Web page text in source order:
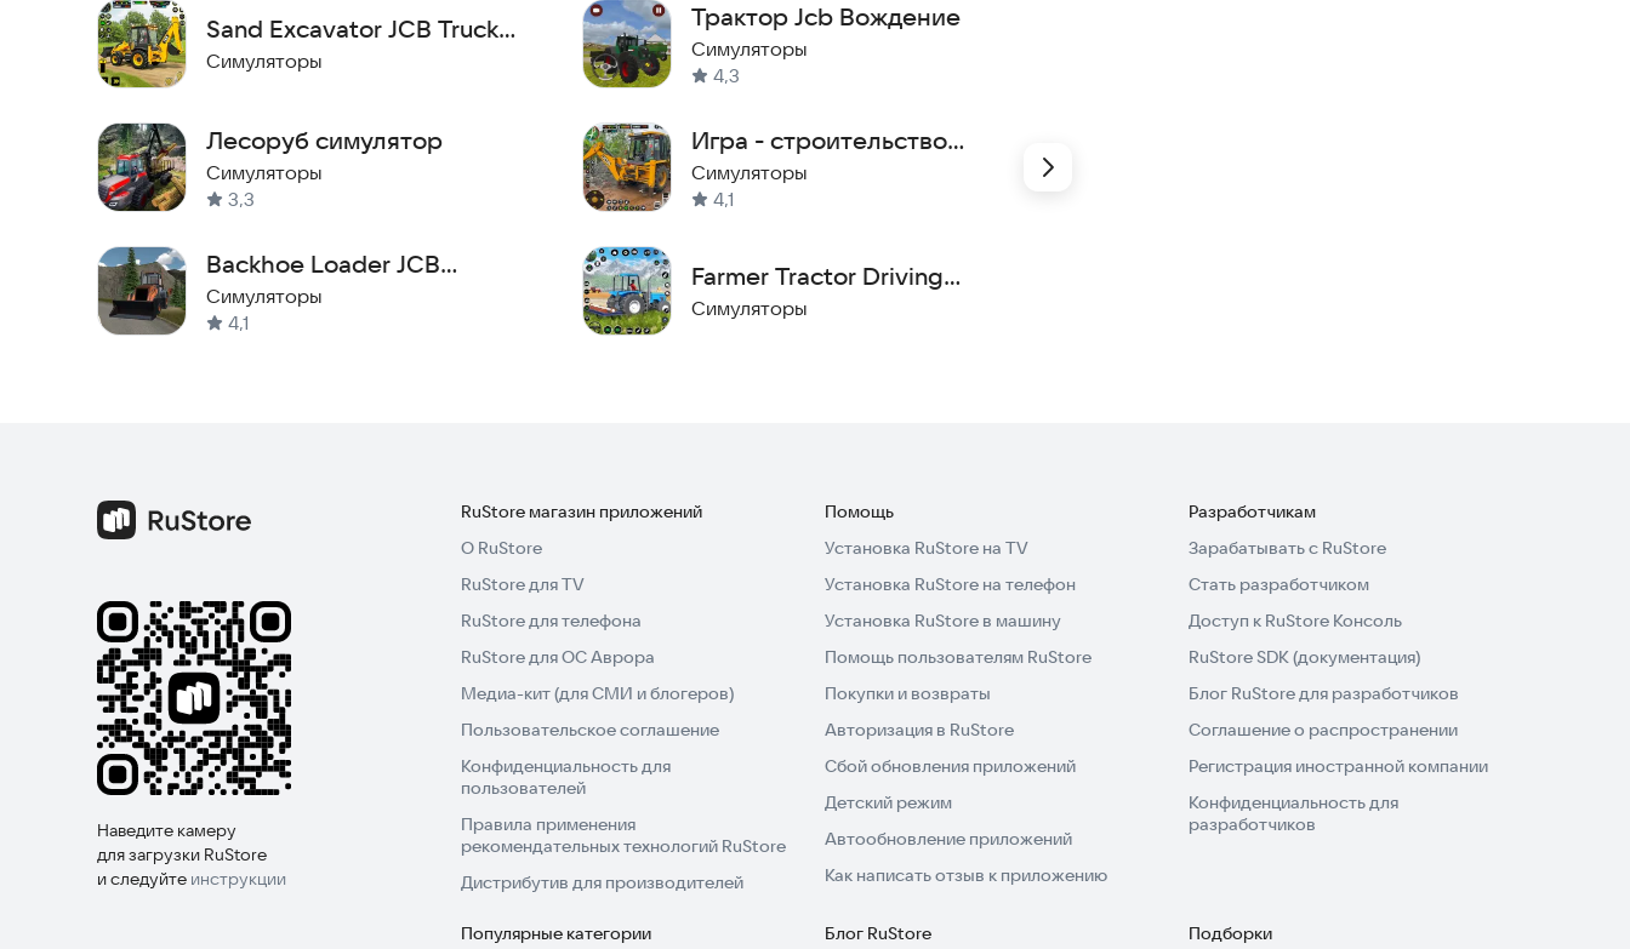
Sand Excavator JCB Truck
3D
Симуляторы
Лесоруб симулятор
Симуляторы
3,3
Backhoe Loader JCB
Simulator
Симуляторы
4,1
Трактор Jcb Вождение
Симуляторы
4,3
Игра - строительство
мостов 3d
Симуляторы
4,1
Farmer Tractor Driving
Games
Симуляторы
Наведите камеру
для загрузки RuStore
и следуйте инструкции
RuStore магазин приложений
О RuStore
RuStore для TV
RuStore для телефона
RuStore для ОС Аврора
Медиа-кит (для СМИ и блогеров)
Пользовательское соглашение
Конфиденциальность для
пользователей
Правила применения
рекомендательных технологий RuStore
Дистрибутив для производителей
Помощь
Установка RuStore на TV
Установка RuStore на телефон
Установка RuStore в машину
Помощь пользователям RuStore
Покупки и возвраты
Авторизация в RuStore
Сбой обновления приложений
Детский режим
Автообновление приложений
Как написать отзыв к приложению
Разработчикам
Зарабатывать с RuStore
Стать разработчиком
Доступ к RuStore Консоль
RuStore SDK (документация)
Блог RuStore для разработчиков
Соглашение о распространении
Регистрация иностранной компании
Конфиденциальность для
разработчиков
Популярные категории Блог RuStore Подборки